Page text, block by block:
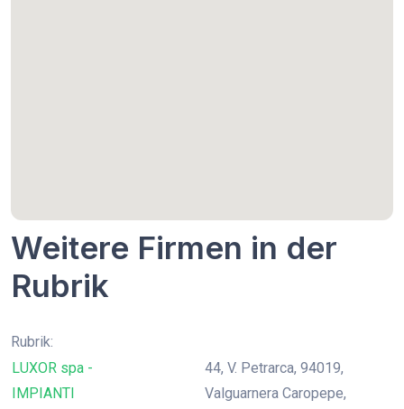
Weitere Firmen in der
Rubrik
Rubrik:
LUXOR spa -
IMPIANTI
44, V. Petrarca, 94019,
Valguarnera Caropepe,